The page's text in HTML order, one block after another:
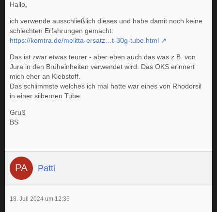
Hallo,
ich verwende ausschließlich dieses und habe damit noch keine
schlechten Erfahrungen gemacht:
https://komtra.de/melitta-ersatz…t-30g-tube.html
Das ist zwar etwas teurer - aber eben auch das was z.B. von
Jura in den Brüheinheiten verwendet wird. Das OKS erinnert
mich eher an Klebstoff.
Das schlimmste welches ich mal hatte war eines von Rhodorsil
in einer silbernen Tube.
Gruß
BS
Patti
18. Juli 2024 um 12:35